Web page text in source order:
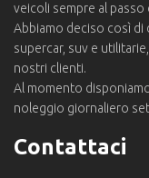
veicoli sempre al
Abbiamo deciso così
supercar, suv e
nostri clienti.
Al momento
noleggio giornaliero
Contattaci